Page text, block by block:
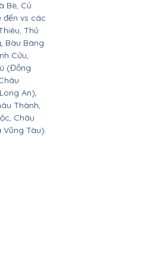
Bè, Củ
đến vs các
Thủ
Bàu Bàng
Cửu,
(Đồng
An),
Thành,
Châu
Vũng Tàu).